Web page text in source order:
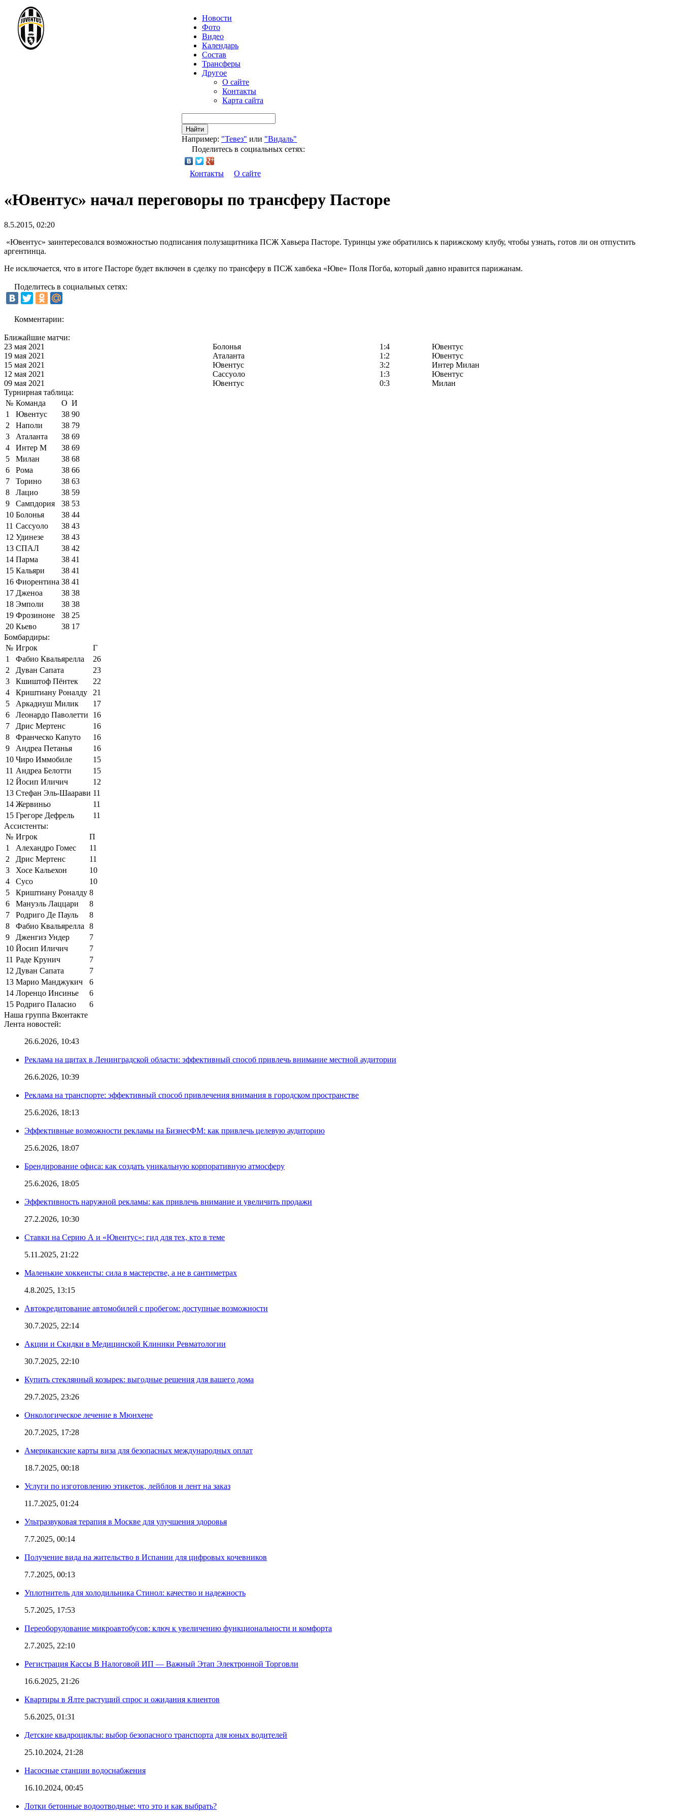
Новости
Фото
Видео
Календарь
Состав
Трансферы
Другое
О сайте
Контакты
Карта сайта
Найти
Например: "Тевез" или "Видаль"
Поделитесь в социальных сетях:
Контакты О сайте
«Ювентус» начал переговоры по трансферу Пасторе
8.5.2015, 02:20
«Ювентус» заинтересовался возможностью подписания полузащитника ПСЖ Хавьера Пасторе. Туринцы уже обратились к парижскому клубу, чтобы узнать, готов ли он отпустить
аргентинца.
Не исключается, что в итоге Пасторе будет включен в сделку по трансферу в ПСЖ хавбека «Юве» Поля Погба, который давно нравится парижанам.
Поделитесь в социальных сетях:
Комментарии:
Ближайшие матчи:
23 мая 2021
Болонья 1:4
Ювентус
19 мая 2021
Аталанта 1:2
Ювентус
15 мая 2021
Ювентус 3:2
Интер Милан
12 мая 2021
Сассуоло 1:3
Ювентус
09 мая 2021
Ювентус 0:3
Милан
Турнирная таблица:
№ Команда О И
1
Ювентус 38 90
2
Наполи 38 79
3
Аталанта 38 69
4
Интер М 38 69
5
Милан 38 68
6
Рома 38 66
7
Торино 38 63
8
Лацио 38 59
9
Сампдория 38 53
10 Болонья 38 44
11 Сассуоло 38 43
12 Удинезе 38 43
13 СПАЛ 38 42
14 Парма 38 41
15 Кальяри 38 41
16 Фиорентина 38 41
17 Дженоа 38 38
18 Эмполи 38 38
19 Фрозиноне 38 25
20 Кьево 38 17
Бомбардиры:
№ Игрок
Г
1
Фабио Квальярелла
26
2
Дуван Сапата
23
3
Кшиштоф Пёнтек
22
4
Криштиану Роналду
21
5
Аркадиуш Милик
17
6
Леонардо Паволетти
16
7
Дрис Мертенс
16
8
Франческо Капуто
16
9
Андреа Петанья
16
10 Чиро Иммобиле
15
11 Андреа Белотти
15
12 Йосип Иличич
12
13 Стефан Эль-Шаарави 11
14 Жервиньо
11
15 Грегоре Дефрель
11
Ассистенты:
№ Игрок
П
1
Алехандро Гомес
11
2
Дрис Мертенс
11
3
Хосе Кальехон
10
4
Сусо
10
5
Криштиану Роналду 8
6
Мануэль Лаццари
8
7
Родриго Де Пауль
8
8
Фабио Квальярелла
8
9
Дженгиз Ундер
7
10 Йосип Иличич
7
11 Раде Крунич
7
12 Дуван Сапата
7
13 Марио Манджукич
6
14 Лоренцо Инсинье
6
15 Родриго Паласио
6
Наша группа Вконтакте
Лента новостей:
26.6.2026, 10:43
Реклама на щитах в Ленинградской области: эффективный способ привлечь внимание местной аудитории
26.6.2026, 10:39
Реклама на транспорте: эффективный способ привлечения внимания в городском пространстве
25.6.2026, 18:13
Эффективные возможности рекламы на БизнесФМ: как привлечь целевую аудиторию
25.6.2026, 18:07
Брендирование офиса: как создать уникальную корпоративную атмосферу
25.6.2026, 18:05
Эффективность наружной рекламы: как привлечь внимание и увеличить продажи
27.2.2026, 10:30
Ставки на Серию А и «Ювентус»: гид для тех, кто в теме
5.11.2025, 21:22
Маленькие хоккеисты: сила в мастерстве, а не в сантиметрах
4.8.2025, 13:15
Автокредитование автомобилей с пробегом: доступные возможности
30.7.2025, 22:14
Акции и Скидки в Медицинской Клиники Ревматологии
30.7.2025, 22:10
Купить стеклянный козырек: выгодные решения для вашего дома
29.7.2025, 23:26
Онкологическое лечение в Мюнхене
20.7.2025, 17:28
Американские карты виза для безопасных международных оплат
18.7.2025, 00:18
Услуги по изготовлению этикеток, лейблов и лент на заказ
11.7.2025, 01:24
Ультразвуковая терапия в Москве для улучшения здоровья
7.7.2025, 00:14
Получение вида на жительство в Испании для цифровых кочевников
7.7.2025, 00:13
Уплотнитель для холодильника Стинол: качество и надежность
5.7.2025, 17:53
Переоборудование микроавтобусов: ключ к увеличению функциональности и комфорта
2.7.2025, 22:10
Регистрация Кассы В Налоговой ИП — Важный Этап Электронной Торговли
16.6.2025, 21:26
Квартиры в Ялте растущий спрос и ожидания клиентов
5.6.2025, 01:31
Детские квадроциклы: выбор безопасного транспорта для юных водителей
25.10.2024, 21:28
Насосные станции водоснабжения
16.10.2024, 00:45
Лотки бетонные водоотводные: что это и как выбрать?